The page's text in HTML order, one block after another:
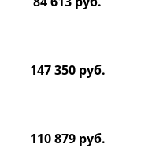
147 350 руб.
110 879 руб.